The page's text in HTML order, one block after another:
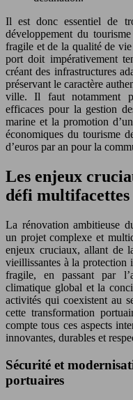
Il est donc essentiel de
développement du
fragile et de la qualité de
port doit impérativement
créant des infrastructures
préservant le caractère
ville. Il faut notamment
efficaces pour la gestion
marine et la promotion
économiques du tourisme
d’euros par an pour la
Les enjeux
défi multifacettes
La rénovation ambitieuse
un projet complexe et
enjeux cruciaux, allant de
vieillissantes à la protection
fragile, en passant par
climatique global et la
activités qui coexistent au
cette transformation
compte tous ces aspects
innovantes, durables et
Sécurité et
portuaires